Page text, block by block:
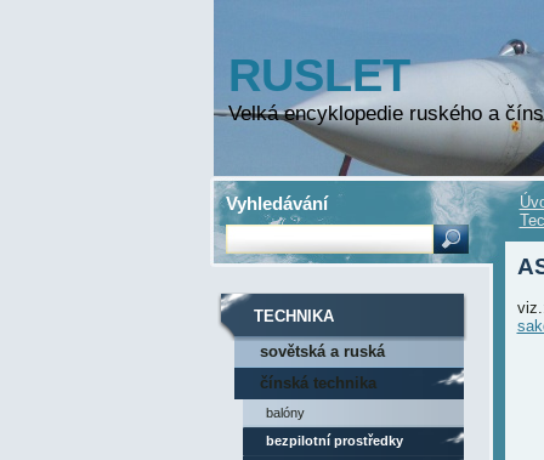
RUSLET
Velká encyklopedie ruského a
TECHNIKA
sovětská a ruská
technika
čínská technika
balóny
bezpilotní prostředky
Vyhledávání